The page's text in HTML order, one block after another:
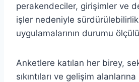
perakendeciler, girişimler ve
işler nedeniyle sürdürülebilirlik
uygulamalarının durumu
Anketlere katılan her birey,
sıkıntıları ve gelişim